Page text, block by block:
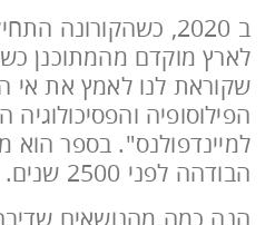
ב 2020,
לארץ מוקדם מהמתוכנן
שקוראת לנו לאמץ את אי
הפילוסופיה
למיינדפולנס". בספר הוא
הבודהה לפני 2500 שנים.
הנה כמה מהנושאים